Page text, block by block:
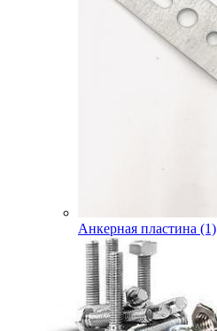
Анкерная пластина (1)